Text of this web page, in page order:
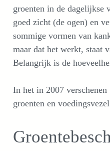
groenten in de dagelijkse
goed zicht (de ogen) en
sommige vormen van
maar dat het werkt, staat
Belangrijk is de
In het in 2007 verschenen
groenten en